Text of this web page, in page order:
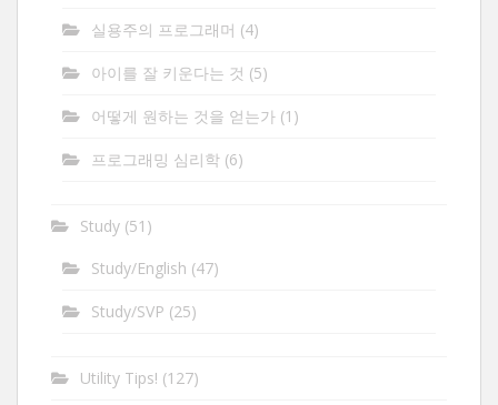
실용주의 프로그래머 (4)
아이를 잘 키운다는 것 (5)
어떻게 원하는 것을 얻는가 (1)
프로그래밍 심리학 (6)
Study (51)
Study/English (47)
Study/SVP (25)
Utility Tips! (127)